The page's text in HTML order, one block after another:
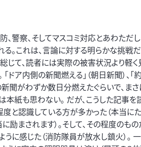
警察、そしてマスコミ対応とあわただ
る。これは、言論に対する明らかな挑戦
じて、読者には実際の被害状況より軽
ア内側の新聞燃える」（朝日新聞）、「
聞がわずか数日分燃えたぐらいで、ま
本紙も思わない。 だが、こうした記事
と認識している方が多かった（本当に
に励まされます）。そして、その程度の
に感じた（消防隊員が放水し鎮火）。